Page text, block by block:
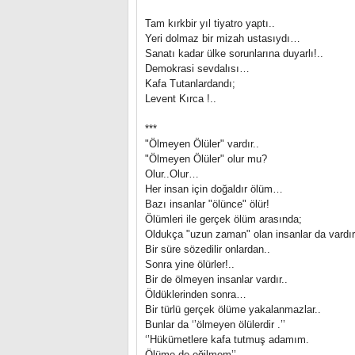
Tam kırkbir yıl tiyatro yaptı..
Yeri dolmaz bir mizah ustasıydı…
Sanatı kadar ülke sorunlarına duyarlı!..
Demokrasi sevdalısı…
Kafa Tutanlardandı;
Levent Kırca !..
***
"Ölmeyen Ölüler" vardır..
"Ölmeyen Ölüler" olur mu?
Olur..Olur…
Her insan için doğaldır ölüm…
Bazı insanlar "ölünce" ölür!
Ölümleri ile gerçek ölüm arasında;
Oldukça "uzun zaman" olan insanlar da
Bir süre sözedilir onlardan..
Sonra yine ölürler!..
Bir de ölmeyen insanlar vardır..
Öldüklerinden sonra…
Bir türlü gerçek ölüme yakalanmazlar..
Bunlar da ‘’ölmeyen ölülerdir .’’
‘’Hükümetlere kafa tutmuş adamım.